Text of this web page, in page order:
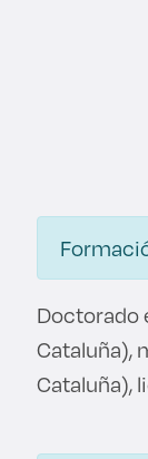
Doctorado
Cataluña),
Cataluña),